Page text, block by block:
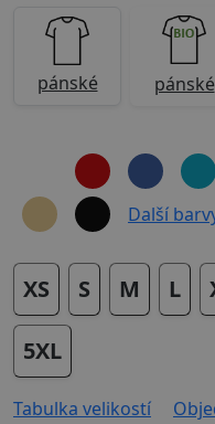
pánské pánské
Další
XS S M L
5XL
Tabulka velikostí